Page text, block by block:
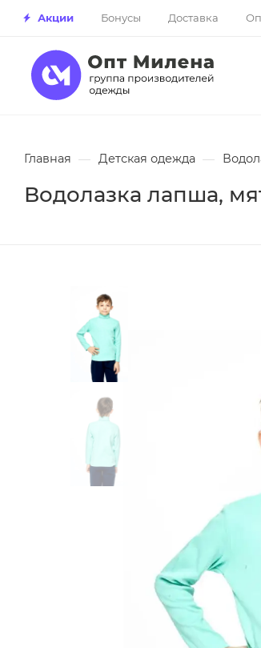
Акции Бонусы Доставка
Главная — Детская одежда —
Водолазка лапша,